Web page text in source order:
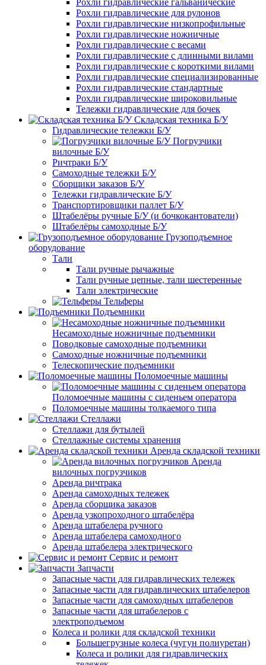
Рохли гидравлические гальванические
Рохли гидравлические для рулонов
Рохли гидравлические низкопрофильные
Рохли гидравлические ножничные
Рохли гидравлические с весами
Рохли гидравлические с длинными вилами
Рохли гидравлические с короткими вилами
Рохли гидравлические специализированные
Рохли гидравлические стандартные
Рохли гидравлические широковильные
Тележки гидравлические для бочек
Складская техника Б/У
Гидравлические тележки Б/У
Погрузчики
вилочные Б/У
Ричтраки Б/У
Самоходные тележки Б/У
Сборщики заказов Б/У
Тележки гидравлические Б/У
Транспортировщики паллет Б/У
Штабелёры ручные Б/У (и бочкокантователи)
Штабелёры самоходные Б/У
Грузоподъемное
оборудование
Тали
Тали ручные рычажные
Тали ручные цепные, тали шестеренные
Тали электрические
Тельферы
Подъемники
Несамоходные ножничные подъемники
Поводковые самоходные подъемники
Самоходные ножничные подъемники
Телескопические подъемники
Поломоечные машины
Поломоечные машины с сиденьем оператора
Поломоечные машины толкаемого типа
Стеллажи
Стеллажи для бутылей
Стеллажные системы хранения
Аренда складской техники
Аренда
вилочных погрузчиков
Аренда ричтрака
Аренда самоходных тележек
Аренда сборщика заказов
Аренда узкопроходного штабелёра
Аренда штабелера ручного
Аренда штабелера самоходного
Аренда штабелера электрического
Сервис и ремонт
Запчасти
Запасные части для гидравлических тележек
Запасные части для гидравлических штабелеров
Запасные части для самоходных штабелеров
Запасные части для штабелеров с
электроподъемом
Колеса и ролики для складской техники
Большегрузные колеса (чугун полиуретан)
Колеса и ролики для гидравлических